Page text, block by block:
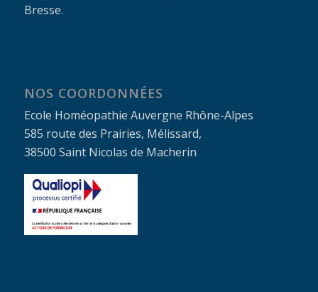
Bresse.
NOS COORDONNÉES
Ecole Homéopathie Auvergne Rhône-Alpes
585 route des Prairies, Mélissard,
38500 Saint Nicolas de Macherin